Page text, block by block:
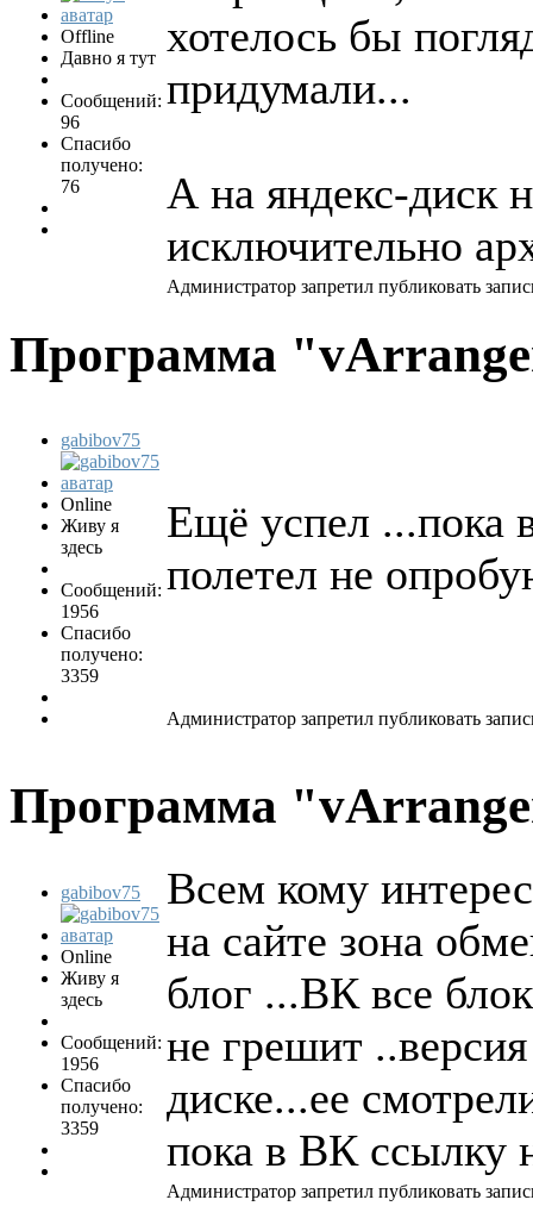
Offline
Давно я тут
Сообщений:
96
Спасибо
получено:
76
хотелось бы
придумали...
А на яндекс-диск
исключительно
Администратор запретил публиковать
Программа
gabibov75
Online
Живу я
здесь
Сообщений:
1956
Спасибо
получено:
3359
Ещё успел ...пока
полетел не
Администратор запретил публиковать
Программа
gabibov75
Online
Живу я
здесь
Сообщений:
1956
Спасибо
получено:
3359
Всем кому
на сайте зона
блог ...ВК все
не грешит
диске...ее
пока в ВК ссылку
Администратор запретил публиковать